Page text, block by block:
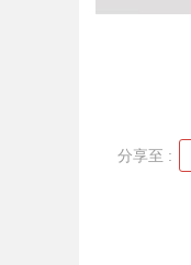
分享至 :